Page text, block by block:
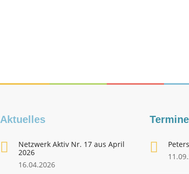
Aktuelles
Netzwerk Aktiv Nr. 17 aus April
2026
16.04.2026
Termine